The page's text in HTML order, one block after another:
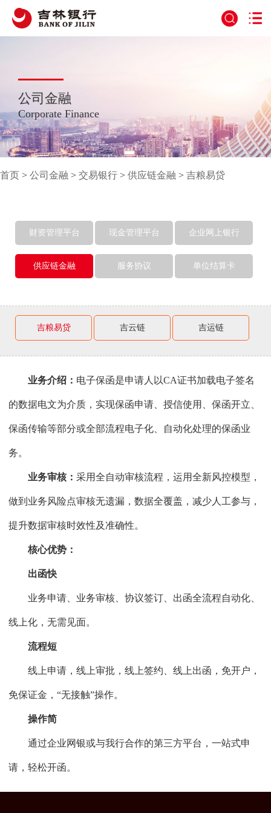
公司金融
Corporate Finance
首页 > 公司金融 > 交易银行 > 供应链金融 > 吉粮易贷
财资管理平台 现金管理平台 企业网上银行
供应链金融 服务协议 单位结算卡
吉粮易贷 吉云链 吉运链
业务介绍： 电子保函是申请人以CA证书加载电子签名
的数据电文为介质，实现保函申请、授信使用、保函开立、
保函传输等部分或全部流程电子化、自动化处理的保函业
务。
业务审核：采用全自动审核流程，运用全新风控模型，
做到业务风险点审核无遗漏，数据全覆盖，减少人工参与，
提升数据审核时效性及准确性。
核心优势：
出函快
业务申请、业务审核、协议签订、出函全流程自动化、
线上化，无需见面。
流程短
线上申请，线上审批，线上签约、线上出函，免开户，
免保证金，“无接触”操作。
操作简
通过企业网银或与我行合作的第三方平台，一站式申
请，轻松开函。